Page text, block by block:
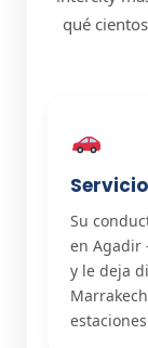
qué
Su
en
y le deja